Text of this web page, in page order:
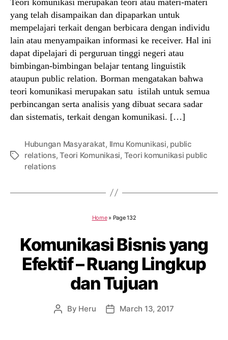
yang telah disampaikan dan dipaparkan untuk
mempelajari terkait dengan berbicara dengan individu
lain atau menyampaikan informasi ke receiver. Hal ini
dapat dipelajari di perguruan tinggi negeri atau
bimbingan-bimbingan belajar tentang linguistik
ataupun public relation. Borman mengatakan bahwa
teori komunikasi merupakan satu istilah untuk semua
perbincangan serta analisis yang dibuat secara sadar
dan sistematis, terkait dengan komunikasi. […]
Tags
Hubungan Masyarakat, Ilmu Komunikasi, public
relations,Teori Komunikasi, Teori komunikasi public
relations
Home» Page 132
Komunikasi Bisnis yang
Efektif – Ruang Lingkup
dan Tujuan
Post
By Heru
PostMarch 13, 2017